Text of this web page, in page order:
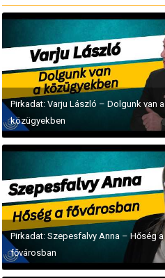
Pirkadat: Varju László – Dolgunk van a
közügyekben
Pirkadat: Szepesfalvy Anna – Hőség a
fővárosban